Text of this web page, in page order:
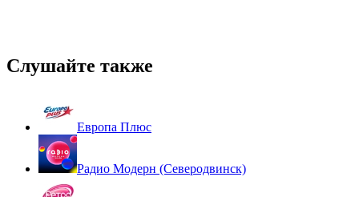
Слушайте также
Европа Плюс
Радио Модерн (Северодвинск)